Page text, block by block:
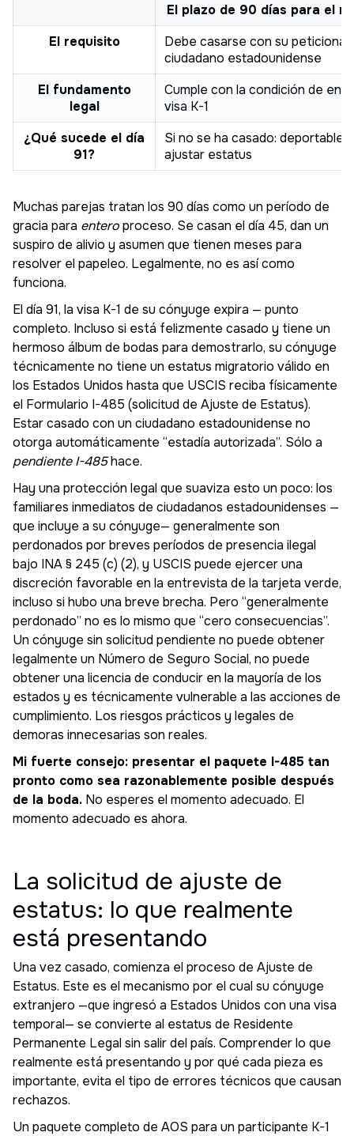
El plazo de 90 días para el
El requisito
Debe casarse con su
ciudadano estadounidense
El fundamento
legal
Cumple con la condición de
visa K-1
¿Qué sucede el día
91?
Si no se ha casado: deportable,
ajustar estatus
Muchas parejas tratan los 90 días como un período de
gracia para enteroproceso. Se casan el día 45, dan un
suspiro de alivio y asumen que tienen meses para
resolver el papeleo. Legalmente, no es así como
funciona.
El día 91, la visa K-1 de su cónyuge expira — punto
completo. Incluso si está felizmente casado y tiene un
hermoso álbum de bodas para demostrarlo, su cónyuge
técnicamente no tiene un estatus migratorio válido en
los Estados Unidos hasta que USCIS reciba físicamente
el Formulario I-485 (solicitud de Ajuste de Estatus).
Estar casado con un ciudadano estadounidense no
otorga automáticamente “estadía autorizada”. Sólo a
pendiente I-485hace.
Hay una protección legal que suaviza esto un poco: los
familiares inmediatos de ciudadanos estadounidenses —
que incluye a su cónyuge— generalmente son
perdonados por breves períodos de presencia ilegal
bajo INA § 245 (c) (2), y USCIS puede ejercer una
discreción favorable en la entrevista de la tarjeta verde,
incluso si hubo una breve brecha. Pero “generalmente
perdonado” no es lo mismo que “cero consecuencias”.
Un cónyuge sin solicitud pendiente no puede obtener
legalmente un Número de Seguro Social, no puede
obtener una licencia de conducir en la mayoría de los
estados y es técnicamente vulnerable a las acciones de
cumplimiento. Los riesgos prácticos y legales de
demoras innecesarias son reales.
Mi fuerte consejo: presentar el paquete I-485 tan
pronto como sea razonablemente posible después
de la boda. No esperes el momento adecuado. El
momento adecuado es ahora.
La solicitud de ajuste de
estatus: lo que realmente
está presentando
Una vez casado, comienza el proceso de Ajuste de
Estatus. Este es el mecanismo por el cual su cónyuge
extranjero —que ingresó a Estados Unidos con una visa
temporal— se convierte al estatus de Residente
Permanente Legal sin salir del país. Comprender lo que
realmente está presentando y por qué cada pieza es
importante, evita el tipo de errores técnicos que causan
rechazos.
Un paquete completo de AOS para un participante K-1